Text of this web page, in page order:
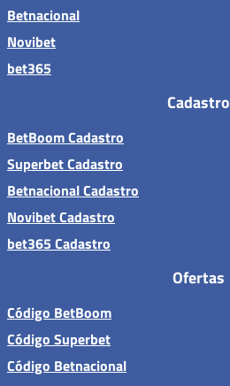
Betnacional
Novibet
bet365
Cadastro
BetBoom Cadastro
Superbet Cadastro
Betnacional Cadastro
Novibet Cadastro
bet365 Cadastro
Ofertas
Código BetBoom
Código Superbet
Código Betnacional